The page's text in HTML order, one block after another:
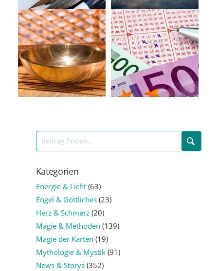
Kategorien
Energie & Licht(63)
Engel & Göttliches(23)
Herz & Schmerz(20)
Magie & Methoden (139)
Magie der Karten (19)
Mythologie & Mystik(91)
News & Storys(352)